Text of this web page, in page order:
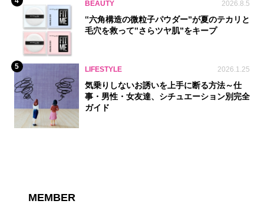
BEAUTY 2026.8.5
‟六角構造の微粒子パウダー”が夏のテカリと
毛穴を救って‟さらツヤ肌”をキープ
5 LIFESTYLE 2026.1.25
気乗りしないお誘いを上手に断る方法～仕
事・男性・女友達、シチュエーション別完全
ガイド
MEMBER